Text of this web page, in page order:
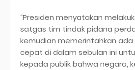
“Presiden menyatakan
satgas tim tindak pidana
kemudian memerintahkan
cepat di dalam sebulan ini
kepada publik bahwa negara,